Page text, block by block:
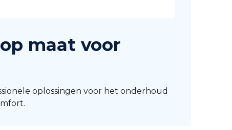
maat voor
oplossingen voor het onderhoud